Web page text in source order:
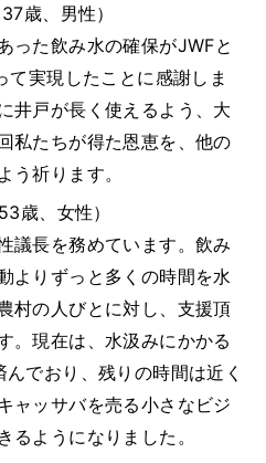
歳、男性）
った飲み水の確保がJWFと
て実現したことに感謝しま
井戸が長く使えるよう、大
私たちが得た恩恵を、他の
う祈ります。
歳、女性）
議長を務めています。飲み
よりずっと多くの時間を水
村の人びとに対し、支援頂
。現在は、水汲みにかかる
でおり、残りの時間は近く
ャッサバを売る小さなビジ
るようになりました。